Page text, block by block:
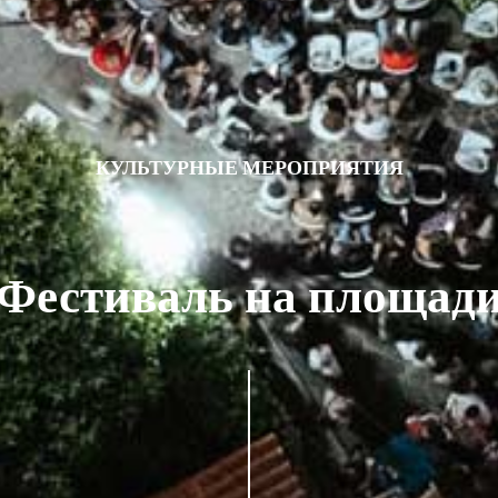
КУЛЬТУРНЫЕ МЕРОПРИЯТИЯ
на